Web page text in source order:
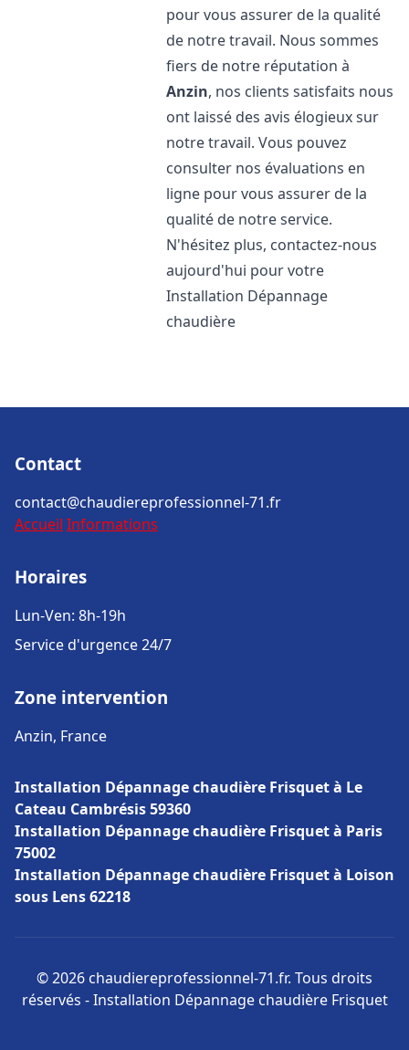
pour vous assurer de la qualité
de notre travail. Nous sommes
fiers de notre réputation à
Anzin, nos clients satisfaits nous
ont laissé des avis élogieux sur
notre travail. Vous pouvez
consulter nos évaluations en
ligne pour vous assurer de la
qualité de notre service.
N'hésitez plus, contactez-nous
aujourd'hui pour votre
Installation Dépannage
chaudière
Contact
contact@chaudiereprofessionnel-71.fr
Accueil Informations
Horaires
Lun-Ven: 8h-19h
Service d'urgence 24/7
Zone intervention
Anzin, France
Installation Dépannage chaudière Frisquet à Le
Cateau Cambrésis 59360
Installation Dépannage chaudière Frisquet à Paris
75002
Installation Dépannage chaudière Frisquet à Loison
sous Lens 62218
© 2026 chaudiereprofessionnel-71.fr. Tous droits
réservés - Installation Dépannage chaudière Frisquet